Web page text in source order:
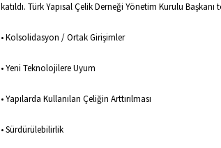
katıldı. Türk Yapısal Çelik Derneği Yönetim Kurulu Başkanı
• Kolsolidasyon / Ortak Girişimler
• Yeni Teknolojilere Uyum
• Yapılarda Kullanılan Çeliğin Arttırılması
• Sürdürülebilirlik